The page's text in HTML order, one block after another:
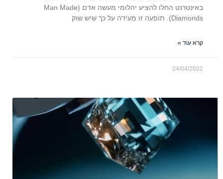
באינטרנט החלו להציע יהלומי מעשה אדם (Man Made
Diamonds). תופעה זו מעידה על כך שיש שוק
קרא עוד »
24/04/2022